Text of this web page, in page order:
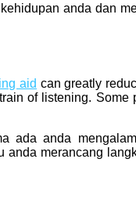
anda dan
aid can greatly
of listening.
ada anda
merancang